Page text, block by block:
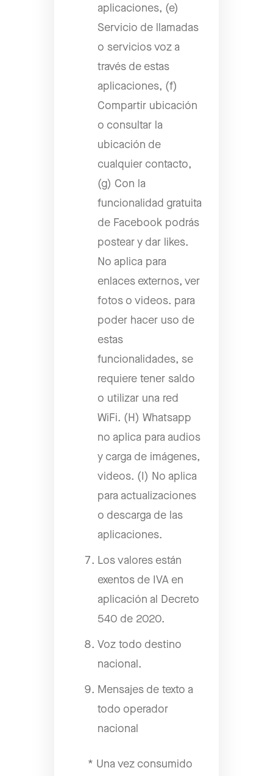
aplicaciones, (e)
Servicio de llamadas
o servicios voz a
través de estas
aplicaciones, (f)
Compartir ubicación
o consultar la
ubicación de
cualquier contacto,
(g) Con la
funcionalidad gratuita
de Facebook podrás
postear y dar likes.
No aplica para
enlaces externos, ver
fotos o videos. para
poder hacer uso de
estas
funcionalidades, se
requiere tener saldo
o utilizar una red
WiFi. (H) Whatsapp
no aplica para audios
y carga de imágenes,
videos. (I) No aplica
para actualizaciones
o descarga de las
aplicaciones.
Los valores están
exentos de IVA en
aplicación al Decreto
540 de 2020.
Voz todo destino
nacional.
Mensajes de texto a
todo operador
nacional
* Una vez consumido